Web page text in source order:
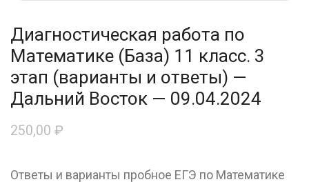
Диагностическая работа по
Математике (База) 11 класс. 3
этап (варианты и ответы) —
Дальний Восток — 09.04.2024
250,00 ₽
Ответы и варианты пробное ЕГЭ по Математике